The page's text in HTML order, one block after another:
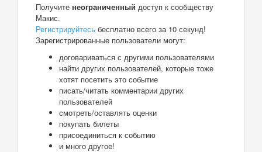
Получите неограниченный доступ к сообществу
Макис.
Регистрируйтесь бесплатно всего за 10 секунд!
Зарегистрированные пользователи могут:
договариваться с другими пользователями
найти других пользователей, которые тоже
хотят посетить это событие
писать/читать комментарии других
пользователей
смотреть/оставлять оценки
покупать билеты
присоединиться к событию
и много другое!